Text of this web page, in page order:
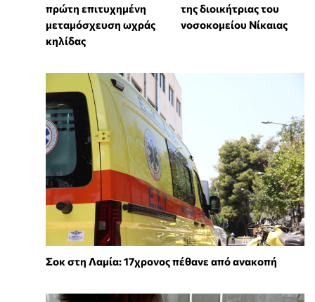
πρώτη επιτυχημένη
μεταμόσχευση ωχράς
κηλίδας
της διοικήτριας του
νοσοκομείου Νίκαιας
Σοκ στη Λαμία: 17χρονος πέθανε από ανακοπή